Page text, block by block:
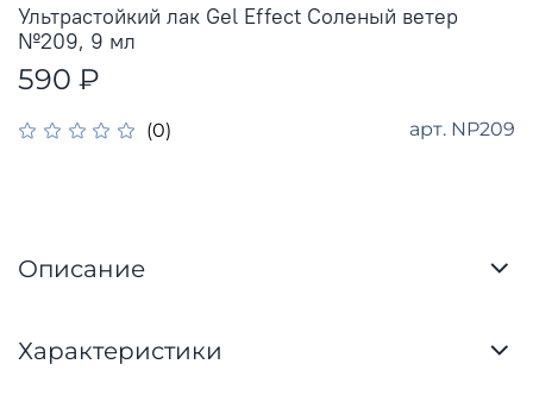
(0) арт. NP209
Ультрастойкий лак Gel Effect Соленый ветер
№209, 9 мл
590 ₽
Описание
Характеристики